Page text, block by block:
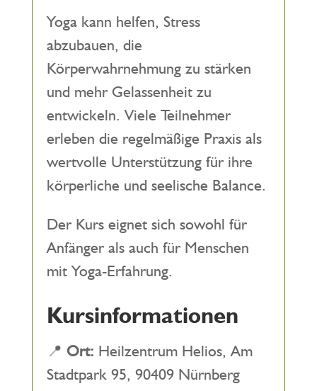
Yoga kann helfen, Stress
abzubauen, die
Körperwahrnehmung zu stärken
und mehr Gelassenheit zu
entwickeln. Viele Teilnehmer
erleben die regelmäßige Praxis als
wertvolle Unterstützung für ihre
körperliche und seelische Balance.
Der Kurs eignet sich sowohl für
Anfänger als auch für Menschen
mit Yoga-Erfahrung.
Kursinformationen
📍 Ort: Heilzentrum Helios, Am
Stadtpark 95, 90409 Nürnberg